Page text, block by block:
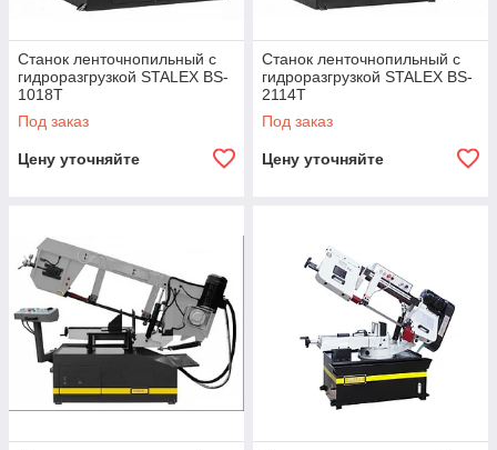
Станок ленточнопильный с
гидроразгрузкой STALEX BS-
1018Т
Под заказ
Цену уточняйте
Станок ленточнопильный с
гидроразгрузкой STALEX BS-
2114Т
Под заказ
Цену уточняйте